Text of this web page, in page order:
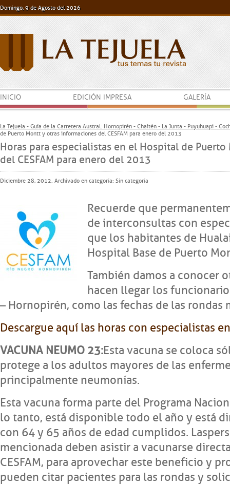
Domingo, 9 de Agosto del 2026
INICIO EDICIÓN IMPRESA GALERÍA
La Tejuela - Guía de la Carretera Austral: Hornopirén - Chaitén - La Junta - Puyuhuapi -
de Puerto Montt y otras informaciones del CESFAM para enero del 2013
Horas para especialistas en el Hospital de
del CESFAM para enero del 2013
Diciembre 28, 2012. Archivado en categoría: Sin categoría
Recuerde que
de interconsultas con
que los habitantes de
Hospital Base de Puerto
También damos a conocer
hacen llegar los
– Hornopirén, como las fechas de las rondas
Descargue aquí las horas con especialistas
VACUNA NEUMO 23:Esta vacuna se coloca
protege a los adultos mayores de las
principalmente neumonías.
Esta vacuna forma parte del Programa
lo tanto, está disponible todo el año y está
con 64 y 65 años de edad cumplidos. Las
mencionada deben asistir a vacunarse
CESFAM, para aprovechar este beneficio y
pueden citar pacientes para las rondas y